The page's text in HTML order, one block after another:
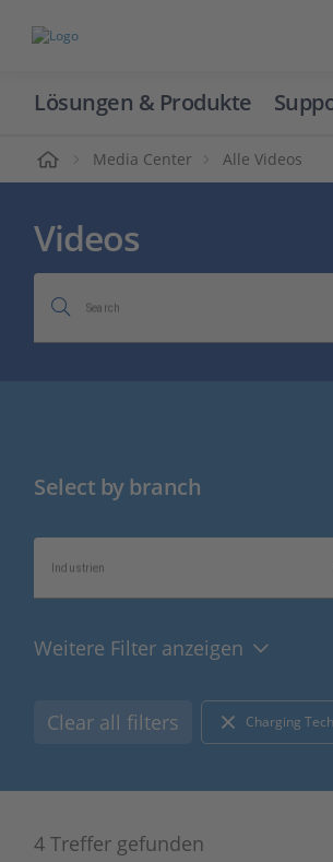
Lösungen & Produkte
Media Center Alle Videos
Videos
Search
Select by branch
Industrien
Weitere Filter anzeigen
Clear all filters Charging
4 Treffer gefunden